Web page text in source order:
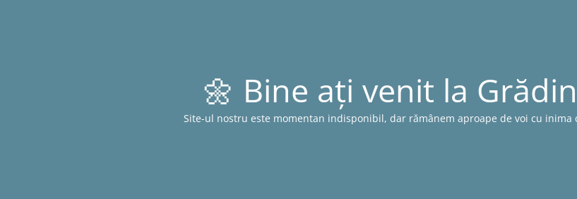
🌼 Bine ați venit la
Site-ul nostru este momentan indisponibil, dar rămânem aproape de voi cu inima